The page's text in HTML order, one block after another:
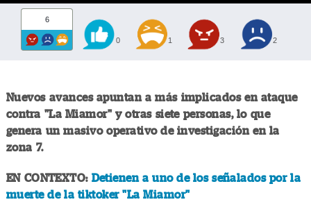
6
0 1 3 2
Nuevos avances apuntan a más implicados en ataque
contra "La Miamor" y otras siete personas, lo que
genera un masivo operativo de investigación en la
zona 7.
EN CONTEXTO: Detienen a uno de los señalados por la
muerte de la tiktoker "La Miamor"